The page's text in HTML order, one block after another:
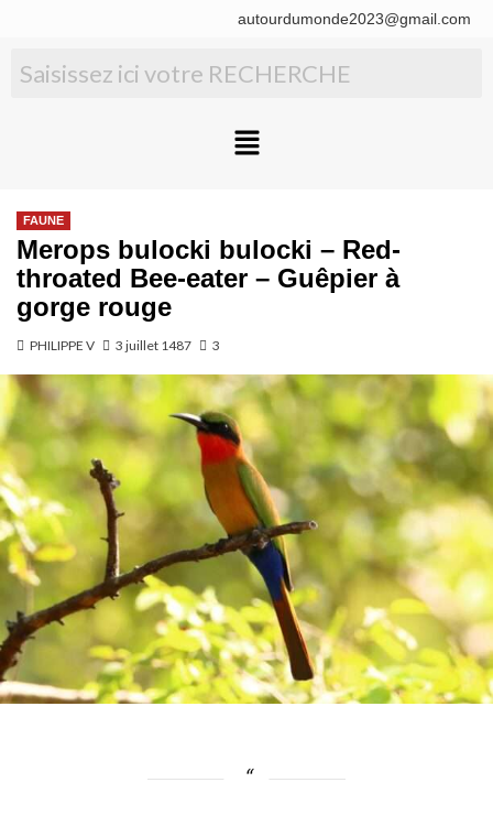
autourdumonde2023@gmail.com
FAUNE
Merops bulocki bulocki – Red-
throated Bee-eater – Guêpier à
gorge rouge
PHILIPPE V 3 juillet 1487 3